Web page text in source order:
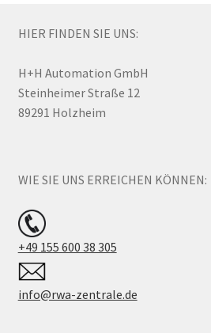
HIER FINDEN SIE UNS:
H+H Automation GmbH
Steinheimer Straße 12
89291 Holzheim
WIE SIE UNS ERREICHEN KÖNNEN:
+49 155 600 38 305
info@rwa-zentrale.de